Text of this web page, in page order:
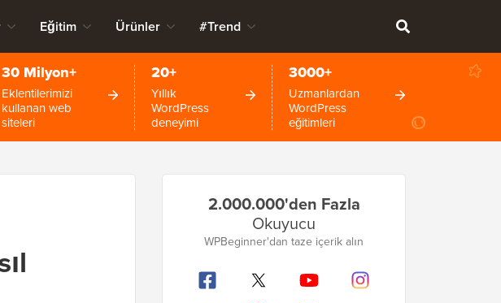
Eğitim Ürünler #Trend
30 Milyon+
Eklentilerimizi
kullanan web
siteleri
20+
Yıllık
WordPress
deneyimi
3000+
Uzmanlardan
WordPress
eğitimleri
Kenar
Çubuğu
2.000.000'den Fazla
Okuyucu
WPBeginner'dan taze içerik alın